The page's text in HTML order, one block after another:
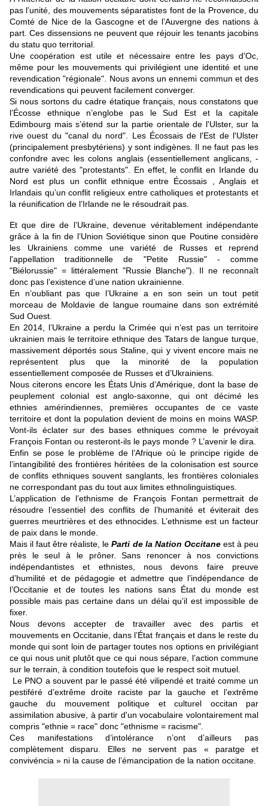
pas l’unité, des mouvements séparatistes font de la Provence, du
Comté de Nice de la Gascogne et de l’Auvergne des nations à
part. Ces dissensions ne peuvent que réjouir les tenants jacobins
du statu quo territorial.
Une coopération est utile et nécessaire entre les pays d'Oc,
même pour les mouvements qui privilégient une identité et une
revendication "régionale". Nous avons un ennemi commun et des
revendications qui peuvent facilement converger.
Si nous sortons du cadre étatique français, nous constatons que
l’Écosse ethnique n’englobe pas le Sud Est et la capitale
Edimbourg mais s’étend sur la partie orientale de l'Ulster, sur la
rive ouest du "canal du nord". Les Écossais de l'Est de l'Ulster
(principalement presbytériens) y sont indigènes. Il ne faut pas les
confondre avec les colons anglais (essentiellement anglicans, -
autre variété des "protestants". En effet, le conflit en Irlande du
Nord est plus un conflit ethnique entre Écossais , Anglais et
Irlandais qu’un conflit religieux entre catholiques et protestants et
la réunification de l’Irlande ne le résoudrait pas.
Et que dire de l’Ukraine, devenue véritablement indépendante
grâce à la fin de l’Union Soviétique sinon que Poutine considère
les Ukrainiens comme une variété de Russes et reprend
l'appellation traditionnelle de "Petite Russie" - comme
"Biélorussie" = littéralement "Russie Blanche"). Il ne reconnaît
donc pas l’existence d’une nation ukrainienne.
En n’oubliant pas que l’Ukraine a en son sein un tout petit
morceau de Moldavie de langue roumaine dans son extrémité
Sud Ouest.
En 2014, l’Ukraine a perdu la Crimée qui n’est pas un territoire
ukrainien mais le territoire ethnique des Tatars de langue turque,
massivement déportés sous Staline, qui y vivent encore mais ne
représentent plus que la minorité de la population
essentiellement composée de Russes et d’Ukrainiens.
Nous citerons encore les États Unis d’Amérique, dont la base de
peuplement colonial est anglo-saxonne, qui ont décimé les
ethnies amérindiennes, premières occupantes de ce vaste
territoire et dont la population devient de moins en moins WASP.
Vont-ils éclater sur des bases ethniques comme le prévoyait
François Fontan ou resteront-ils le pays monde ? L’avenir le dira.
Enfin se pose le problème de l’Afrique où le principe rigide de
l’intangibilité des frontières héritées de la colonisation est source
de conflits ethniques souvent sanglants, les frontières coloniales
ne correspondant pas du tout aux limites ethnolinguistiques.
L’application de l’ethnisme de François Fontan permettrait de
résoudre l’essentiel des conflits de l’humanité et éviterait des
guerres meurtrières et des ethnocides. L’ethnisme est un facteur
de paix dans le monde.
Mais il faut être réaliste, leParti de la Nation Occitaneest à peu
près le seul à le prôner. Sans renoncer à nos convictions
indépendantistes et ethnistes, nous devons faire preuve
d’humilité et de pédagogie et admettre que l’indépendance de
l’Occitanie et de toutes les nations sans État du monde est
possible mais pas certaine dans un délai qu’il est impossible de
fixer.
Nous devons accepter de travailler avec des partis et
mouvements en Occitanie, dans l’État français et dans le reste du
monde qui sont loin de partager toutes nos options en privilégiant
ce qui nous unit plutôt que ce qui nous sépare, l’action commune
sur le terrain, à condition toutefois que le respect soit mutuel.
Le PNO a souvent par le passé été vilipendé et traité comme un
pestiféré d’extrême droite raciste par la gauche et l’extrême
gauche du mouvement politique et culturel occitan par
assimilation abusive, à partir d'un vocabulaire volontairement mal
compris "ethnie = race" donc "ethnisme = racisme".
Ces manifestations d’intolérance n’ont d’ailleurs pas
complètement disparu. Elles ne servent pas « paratge et
convivéncia » ni la cause de l’émancipation de la nation occitane.